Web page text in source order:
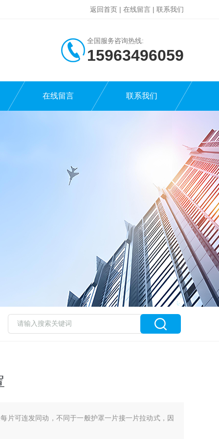
返回首页 | 在线留言 | 联系我们
全国服务咨询热线:
15963496059
在线留言 联系我们
片可连发同动，不同于一般护罩一片接一片拉动式，因